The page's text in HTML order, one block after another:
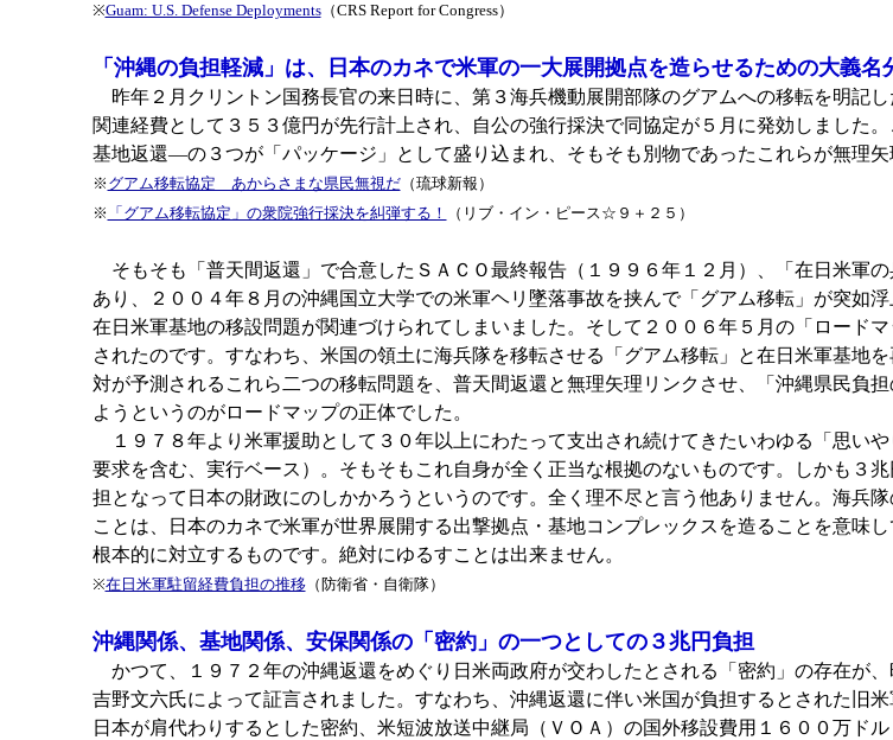
※Guam: U.S. Defense Deployments（CRS Report for Congress）
「沖縄の負担軽減」は、日本のカネで米軍の一大展開拠点を造らせるための大義名
昨年２月クリントン国務長官の来日時に、第３海兵機動展開部隊のグアムへの移転を明記
関連経費として３５３億円が先行計上され、自公の強行採決で同協定が５月に発効しました
基地返還―の３つが「パッケージ」として盛り込まれ、そもそも別物であったこれらが無理
※ グアム移転協定 あからさまな県民無視だ（琉球新報）
※ 「グアム移転協定」の衆院強行採決を糾弾する！ （リブ・イン・ピース☆９＋２５）
そもそも「普天間返還」で合意したＳＡＣＯ最終報告（１９９６年１２月）、「在日米軍
あり、２００４年８月の沖縄国立大学での米軍ヘリ墜落事故を挟んで「グアム移転」が突如
在日米軍基地の移設問題が関連づけられてしまいました。そして２００６年５月の「ロード
されたのです。すなわち、米国の領土に海兵隊を移転させる「グアム移転」と在日米軍基地
対が予測されるこれら二つの移転問題を、普天間返還と無理矢理リンクさせ、「沖縄県民負
ようというのがロードマップの正体でした。
１９７８年より米軍援助として３０年以上にわたって支出され続けてきたいわゆる「思い
要求を含む、実行ベース）。そもそもこれ自身が全く正当な根拠のないものです。しかも３
担となって日本の財政にのしかかろうというのです。全く理不尽と言う他ありません。海兵
ことは、日本のカネで米軍が世界展開する出撃拠点・基地コンプレックスを造ることを意味
根本的に対立するものです。絶対にゆるすことは出来ません。
※在日米軍駐留経費負担の推移（防衛省・自衛隊）
沖縄関係、基地関係、安保関係の「密約」の一つとしての３兆円負担
かつて、１９７２年の沖縄返還をめぐり日米両政府が交わしたとされる「密約」の存在が
吉野文六氏によって証言されました。すなわち、沖縄返還に伴い米国が負担するとされた旧
日本が肩代わりするとした密約、米短波放送中継局（ＶＯＡ）の国外移設費用１６００万ド